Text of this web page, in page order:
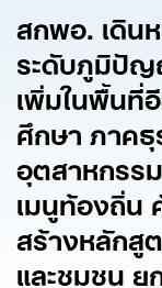
สกพอ. เดิน
ระดับภูมิปัญ
เพิ่มในพื้นที่
ศึกษา ภาค
อุตสาหกร
เมนูท้องถิ่น
สร้างหลักสู
และชุมชน ย